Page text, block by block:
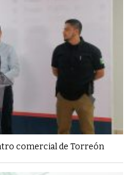
comercial de Torreón